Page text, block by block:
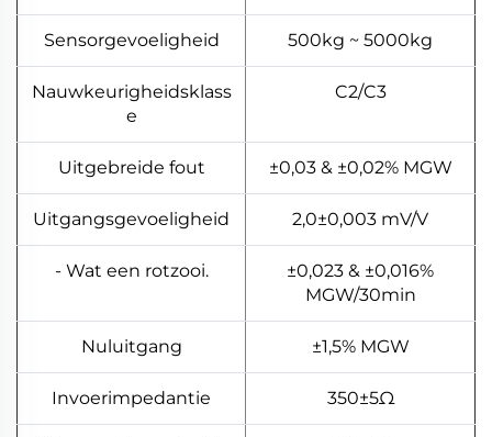
Sensorgevoeligheid 500kg ~ 5000kg
Nauwkeurigheidsklass
e
C2/C3
Uitgebreide fout ±0,03 & ±0,02% MGW
Uitgangsgevoeligheid 2,0±0,003 mV/V
- Wat een rotzooi.
±0,023 & ±0,016%
MGW/30min
Nuluitgang ±1,5% MGW
Invoerimpedantie 350±5Ω